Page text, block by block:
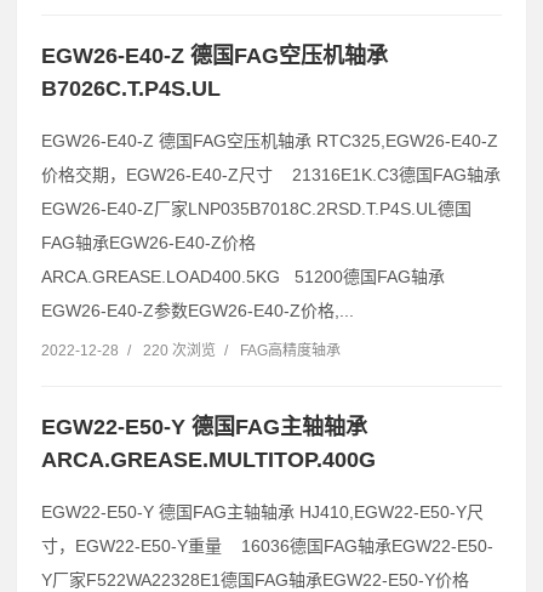
EGW26-E40-Z 德国FAG空压机轴承
B7026C.T.P4S.UL
EGW26-E40-Z 德国FAG空压机轴承 RTC325,EGW26-E40-Z
价格交期，EGW26-E40-Z尺寸 21316E1K.C3德国FAG轴承
EGW26-E40-Z厂家LNP035B7018C.2RSD.T.P4S.UL德国
FAG轴承EGW26-E40-Z价格
ARCA.GREASE.LOAD400.5KG 51200德国FAG轴承
EGW26-E40-Z参数EGW26-E40-Z价格,...
2022-12-28 / 220 次浏览 / FAG高精度轴承
EGW22-E50-Y 德国FAG主轴轴承
ARCA.GREASE.MULTITOP.400G
EGW22-E50-Y 德国FAG主轴轴承 HJ410,EGW22-E50-Y尺
寸，EGW22-E50-Y重量 16036德国FAG轴承EGW22-E50-
Y厂家F522WA22328E1德国FAG轴承EGW22-E50-Y价格